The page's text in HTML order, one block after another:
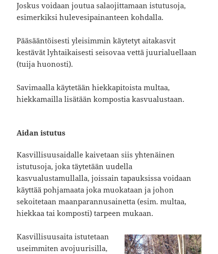
Joskus voidaan joutua salaojittamaan istutusoja,
esimerkiksi hulevesipainanteen kohdalla.
Pääsääntöisesti yleisimmin käytetyt aitakasvit
kestävät lyhtaikaisesti seisovaa vettä juurialuellaan
(tuija huonosti).
Savimaalla käytetään hiekkapitoista multaa,
hiekkamailla lisätään kompostia kasvualustaan.
Aidan istutus
Kasvillisuusaidalle kaivetaan siis yhtenäinen
istutusoja, joka täytetään uudella
kasvualustamullalla, joissain tapauksissa voidaan
käyttää pohjamaata joka muokataan ja johon
sekoitetaan maanparannusainetta (esim. multaa,
hiekkaa tai komposti) tarpeen mukaan.
Kasvillisuusaita istutetaan
useimmiten avojuurisilla,